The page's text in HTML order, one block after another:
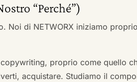
“Perché”)
Noi di NETWORX iniziamo
proprio come quello
acquistare. Studiamo il